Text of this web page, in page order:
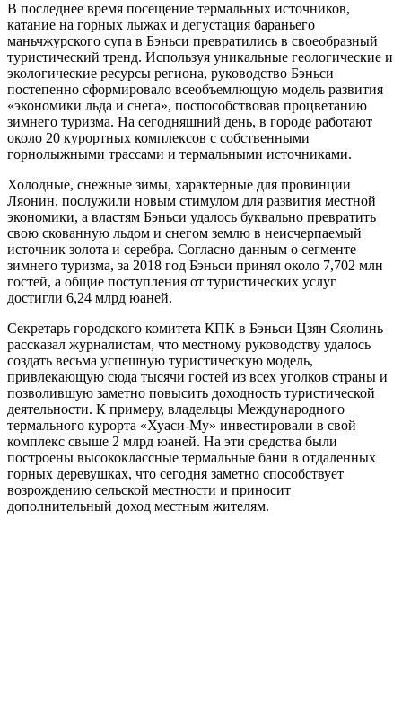
В последнее время посещение термальных источников,
катание на горных лыжах и дегустация бараньего
маньчжурского супа в Бэньси превратились в своеобразный
туристический тренд. Используя уникальные геологические и
экологические ресурсы региона, руководство Бэньси
постепенно сформировало всеобъемлющую модель развития
«экономики льда и снега», поспособствовав процветанию
зимнего туризма. На сегодняшний день, в городе работают
около 20 курортных комплексов с собственными
горнолыжными трассами и термальными источниками.
Холодные, снежные зимы, характерные для провинции
Ляонин, послужили новым стимулом для развития местной
экономики, а властям Бэньси удалось буквально превратить
свою скованную льдом и снегом землю в неисчерпаемый
источник золота и серебра. Согласно данным о сегменте
зимнего туризма, за 2018 год Бэньси принял около 7,702 млн
гостей, а общие поступления от туристических услуг
достигли 6,24 млрд юаней.
Секретарь городского комитета КПК в Бэньси Цзян Сяолинь
рассказал журналистам, что местному руководству удалось
создать весьма успешную туристическую модель,
привлекающую сюда тысячи гостей из всех уголков страны и
позволившую заметно повысить доходность туристической
деятельности. К примеру, владельцы Международного
термального курорта «Хуаси-Му» инвестировали в свой
комплекс свыше 2 млрд юаней. На эти средства были
построены высококлассные термальные бани в отдаленных
горных деревушках, что сегодня заметно способствует
возрождению сельской местности и приносит
дополнительный доход местным жителям.